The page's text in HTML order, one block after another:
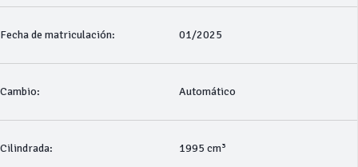
Fecha de matriculación: 01/2025
Cambio: Automático
Cilindrada: 1995 cm³